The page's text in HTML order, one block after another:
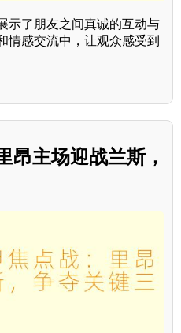
示了朋友之间真诚的互动与
情感交流中，让观众感受到
昂主场迎战兰斯，